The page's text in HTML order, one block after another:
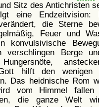
Sitz des Antichristen
eine Endzeitvision:
die Sterne
Feuer und
konvulsivische
verschlingen Berge
hilft den
Das heidnische Rom
vom Himmel
die ganze Welt